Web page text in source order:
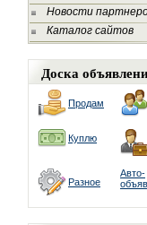
Новости
Каталог сайтов
Доска
Продам
Куплю
Разное
Авто-